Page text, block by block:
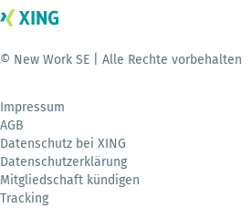
© New Work SE | Alle Rechte vorbehalten
Impressum
AGB
Datenschutz bei XING
Datenschutzerklärung
Mitgliedschaft kündigen
Tracking